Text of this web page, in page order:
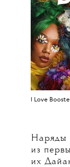
I Love
Наряды
из
их